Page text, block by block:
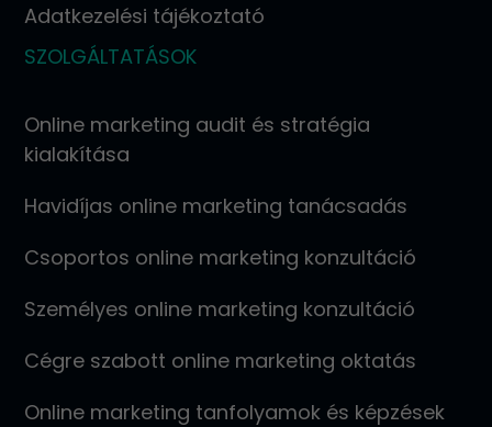
Adatkezelési tájékoztató
SZOLGÁLTATÁSOK
Online marketing audit és stratégia
kialakítása
Havidíjas online marketing tanácsadás
Csoportos online marketing konzultáció
Személyes online marketing konzultáció
Cégre szabott online marketing oktatás
Online marketing tanfolyamok és képzések